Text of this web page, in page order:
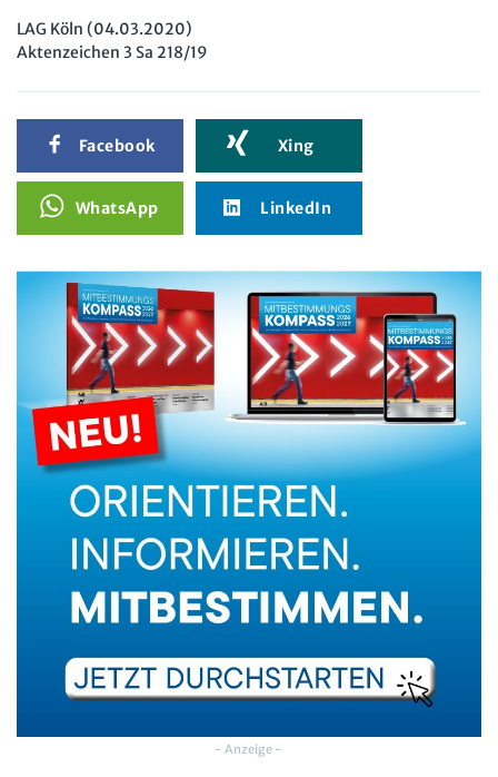
LAG Köln (04.03.2020)
Aktenzeichen 3 Sa 218/19
Facebook Xing
WhatsApp LinkedIn
- Anzeige -